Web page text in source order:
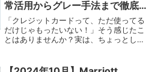
常活用からグレー手法まで徹底解
説！
「クレジットカードって、ただ使ってる
だけじゃもったいない！」そう感じたこ
とはありませんか？実は、ちょっとした
記事では、以下の内容をたっぷり解説し